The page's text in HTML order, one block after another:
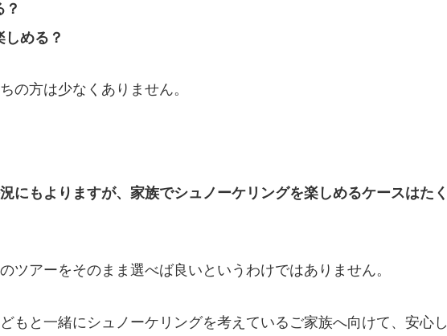
？
める？
の方は少なくありません。
にもよりますが、家族でシュノーケリングを楽しめるケースはたく
ツアーをそのまま選べば良いというわけではありません。
もと一緒にシュノーケリングを考えているご家族へ向けて、安心し